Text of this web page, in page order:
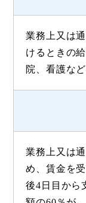
業務上又は
けるときの
院、看護な
業務上又は
め、賃金を
後4日目から